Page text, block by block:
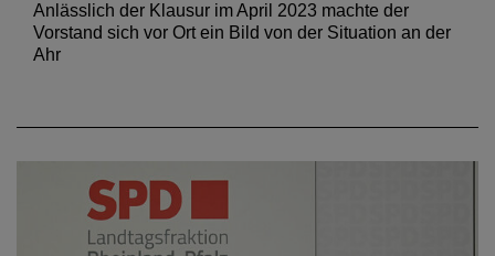
Anlässlich der Klausur im April 2023 machte der
Vorstand sich vor Ort ein Bild von der Situation an der
Ahr